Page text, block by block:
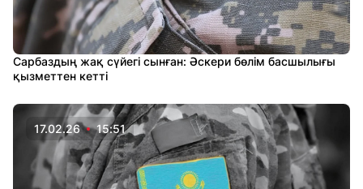
Сарбаздың жақ сүйегі сынған: Әскери бөлім басшылығы
қызметтен кетті
17.02.26 15:51